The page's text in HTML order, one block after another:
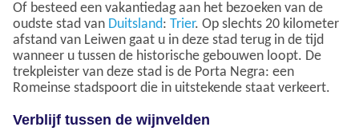
Of besteed een vakantiedag aan het bezoeken van de
oudste stad van Duitsland: Trier. Op slechts 20 kilometer
afstand van Leiwen gaat u in deze stad terug in de tijd
wanneer u tussen de historische gebouwen loopt. De
trekpleister van deze stad is de Porta Negra: een
Romeinse stadspoort die in uitstekende staat verkeert.
Verblijf tussen de wijnvelden